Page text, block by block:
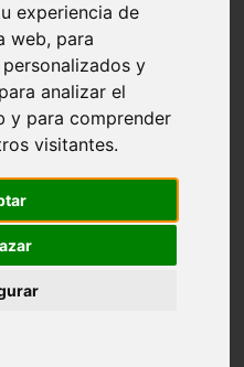
experiencia de
web, para
y
analizar el
y para comprender
visitantes.
talaia